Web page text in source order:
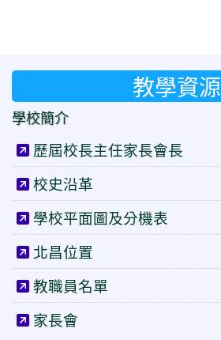
教學資源
學校簡介
歷屆校長主任家長會長
校史沿革
學校平面圖及分機表
北昌位置
教職員名單
家長會